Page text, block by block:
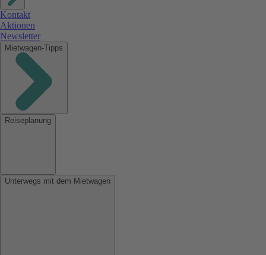
Kontakt
Aktionen
Newsletter
Mietwagen-Tipps
Reiseplanung
Unterwegs mit dem Mietwagen